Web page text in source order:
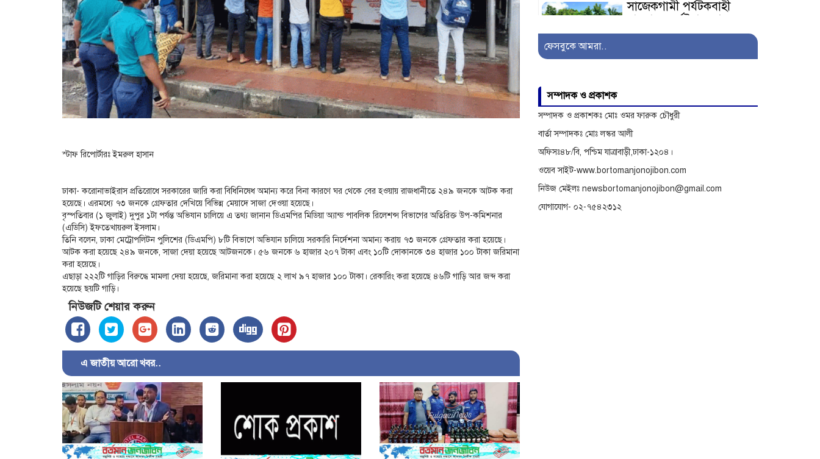
স্টাফ রিপোর্টারঃ ইমরুল হাসান
ঢাকা- করোনাভাইরাস প্রতিরোধে সরকারের জারি করা বিধিনিষেধ অমান্য করে বিনা কারণে ঘর থেকে বের হওয়ায় রাজধানীতে ২৪৯ জনকে আটক করা
হয়েছে। এরমধ্যে ৭৩ জনকে গ্রেফতার দেখিয়ে বিভিন্ন মেয়াদে সাজা দেওয়া হয়েছে।
বৃস্পতিবার (১ জুলাই) দুপুর ১টা পর্যন্ত অভিযান চালিয়ে এ তথ্য জানান ডিএমপির মিডিয়া অ্যান্ড পাবলিক রিলেশন্স বিভাগের অতিরিক্ত উপ-কমিশনার
(এডিসি) ইফতেখায়রুল ইসলাম।
তিনি বলেন, ঢাকা মেট্রোপলিটন পুলিশের (ডিএমপি) ৮টি বিভাগে অভিযান চালিয়ে সরকারি নির্দেশনা অমান্য করায় ৭৩ জনকে গ্রেফতার করা হয়েছে।
আটক করা হয়েছে ২৪৯ জনকে, সাজা দেয়া হয়েছে আটজনকে। ৫৬ জনকে ৬ হাজার ২০৭ টাকা এবং ১০টি দোকানকে ৩৪ হাজার ১০০ টাকা জরিমানা
করা হয়েছে।
এছাড়া ২২২টি গাড়ির বিরুদ্ধে মামলা দেয়া হয়েছে, জরিমানা করা হয়েছে ২ লাখ ৯৭ হাজার ১০০ টাকা। রেকারিং করা হয়েছে ৪৬টি গাড়ি আর জব্দ করা
হয়েছে ছয়টি গাড়ি।
নিউজটি শেয়ার করুন
এ জাতীয় আরো খবর..
সাজেকগামী পর্যটকবাহী
যানবাহন দুর্ঘটনায় আহতদের
উদ্ধারে সেনাবাহিনী
অনিয়ম ও দুর্নীতির
ফেসবুকে আমরা..
সম্পাদক ও প্রকাশক
সম্পাদক ও প্রকাশকঃ মোঃ ওমর ফারুক চৌধুরী
বার্তা সম্পাদকঃ মোঃ লস্কর আলী
অফিসঃ৪৮/বি, পশ্চিম যাত্রাবাড়ী,ঢাকা-১২০৪।
ওয়েব সাইট-www.bortomanjonojibon.com
নিউজ মেইলঃ newsbortomanjonojibon@gmail.com
যোগাযোগ- ০২-৭৫৪২৩১২